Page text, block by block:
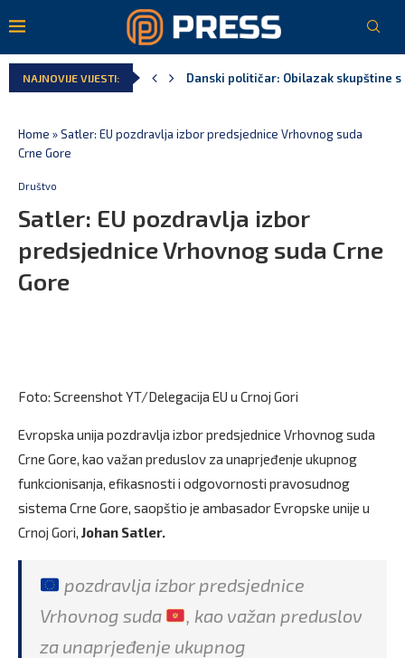
NAJNOVIJE VIJESTI:
Kljajić obmanuo javnost: ASK nije
Home »Satler: EU pozdravlja izbor predsjednice Vrhovnog suda
Crne Gore
Društvo
Satler: EU pozdravlja izbor
predsjednice Vrhovnog suda Crne
Gore
Foto: Screenshot YT/Delegacija EU u Crnoj Gori
Evropska unija pozdravlja izbor predsjednice Vrhovnog suda
Crne Gore, kao važan preduslov za unaprjeđenje ukupnog
funkcionisanja, efikasnosti i odgovornosti pravosudnog
sistema Crne Gore, saopštio je ambasador Evropske unije u
Crnoj Gori, Johan Satler.
pozdravlja izbor predsjednice
Vrhovnog suda
, kao važan preduslov
za unaprjeđenje ukupnog